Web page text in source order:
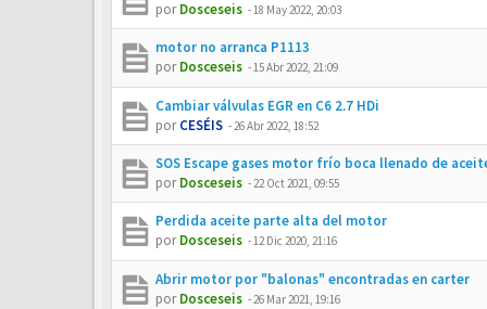
porDosceseis -18 May 2022, 20:03
motor no arranca P1113
porDosceseis -15 Abr 2022, 21:09
Cambiar válvulas EGR en C6 2.7 HDi
porCESÉIS -26 Abr 2022, 18:52
SOS Escape gases motor frío boca llenado de
porDosceseis -22 Oct 2021, 09:55
Perdida aceite parte alta del motor
porDosceseis -12 Dic 2020, 21:16
Abrir motor por "balonas" encontradas en carter
porDosceseis -26 Mar 2021, 19:16